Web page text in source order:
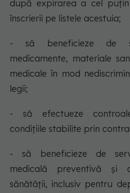
după expirarea a cel
înscrierii pe listele acestuia;
- să beneficieze de
medicamente, materiale
medicale în mod
legii;
- să efectueze
condiţiile stabilite prin
- să beneficieze de
medicală preventivă şi
sănătăţii, inclusiv pentru